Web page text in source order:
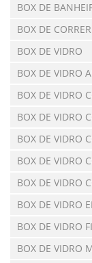
BOX DE
BOX DE CORRER
BOX DE VIDRO
BOX DE VIDRO
BOX DE VIDRO
BOX DE VIDRO
BOX DE VIDRO
BOX DE VIDRO
BOX DE VIDRO
BOX DE VIDRO
BOX DE VIDRO
BOX DE VIDRO